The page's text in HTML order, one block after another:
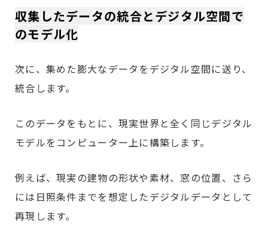
収集したデータの統合とデジタル空間で
のモデル化
次に、集めた膨大なデータをデジタル空間に送り、
統合します。
このデータをもとに、現実世界と全く同じデジタル
モデルをコンピューター上に構築します。
例えば、現実の建物の形状や素材、窓の位置、さら
には日照条件までを想定したデジタルデータとして
再現します。